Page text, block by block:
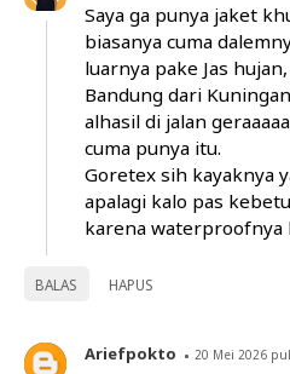
Saya ga punya jaket
biasanya cuma
luarnya pake Jas
Bandung dari
alhasil di jalan
cuma punya itu.
Goretex sih kayaknya
apalagi kalo pas
karena waterproofnya
BALAS HAPUS
Ariefpokto 20 Mei 2026